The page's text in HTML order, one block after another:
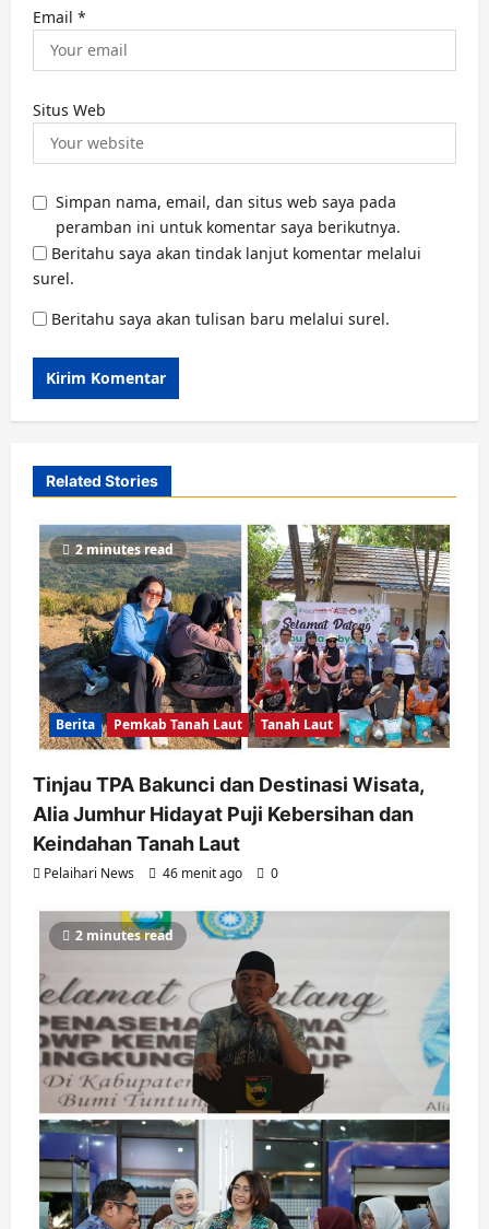
Email *
Situs Web
Simpan nama, email, dan situs web saya pada
peramban ini untuk komentar saya berikutnya.
Beritahu saya akan tindak lanjut komentar melalui
surel.
Beritahu saya akan tulisan baru melalui surel.
Related Stories
2 minutes read
Berita Pemkab Tanah Laut Tanah Laut
Tinjau TPA Bakunci dan Destinasi Wisata,
Alia Jumhur Hidayat Puji Kebersihan dan
Keindahan Tanah Laut
Pelaihari News 46 menit ago 0
2 minutes read